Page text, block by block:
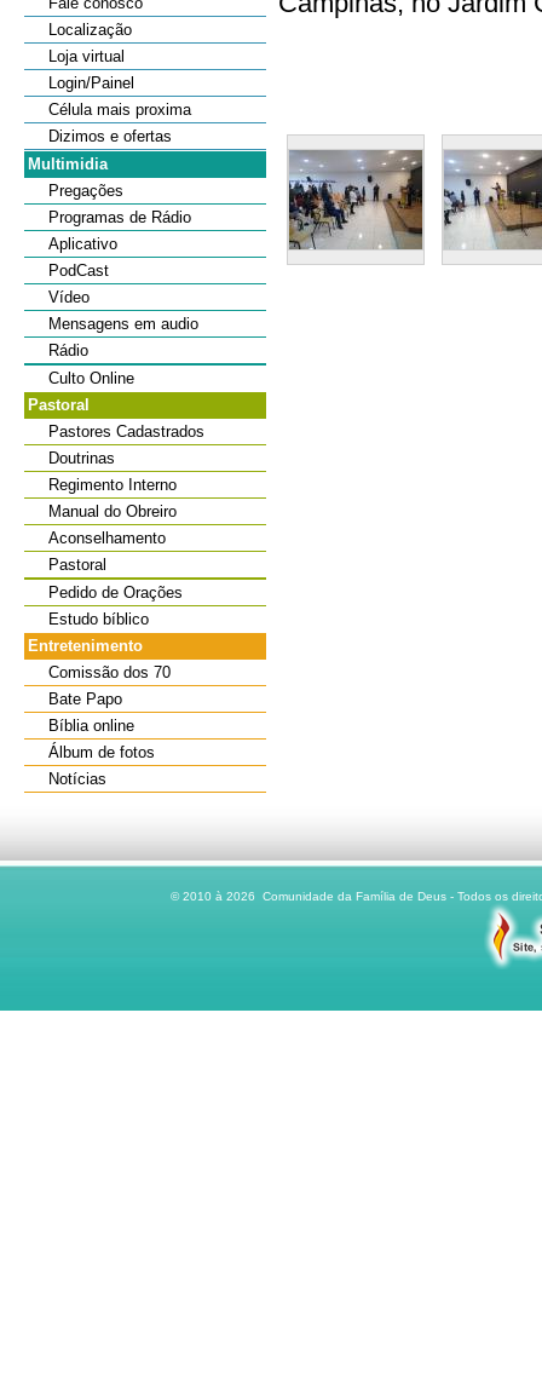
Localização
Loja virtual
Login/Painel
Célula mais proxima
Dizimos e ofertas
Multimidia
Pregações
Programas de Rádio
Aplicativo
PodCast
Vídeo
Mensagens em audio
Rádio
Culto Online
Pastoral
Pastores Cadastrados
Doutrinas
Regimento Interno
Manual do Obreiro
Aconselhamento
Pastoral
Pedido de Orações
Estudo bíblico
Entretenimento
Comissão dos 70
Bate Papo
Bíblia online
Álbum de fotos
Notícias
© 2010 à 2026 Comunidade da Família de Deus - Todos os